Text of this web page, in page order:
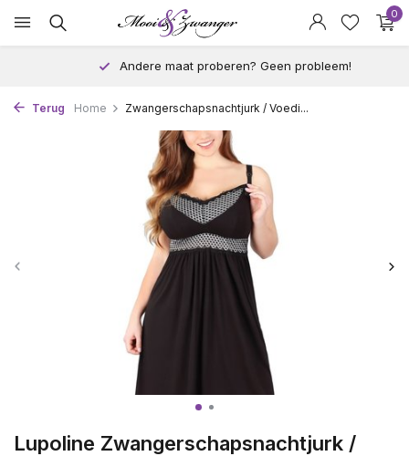
0
Andere maat proberen? Geen probleem!
Terug Home Zwangerschapsnachtjurk / Voedi...
Lupoline Zwangerschapsnachtjurk /